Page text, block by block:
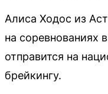
Алиса Ходос из
на соревнованиях
отправится на
брейкингу.